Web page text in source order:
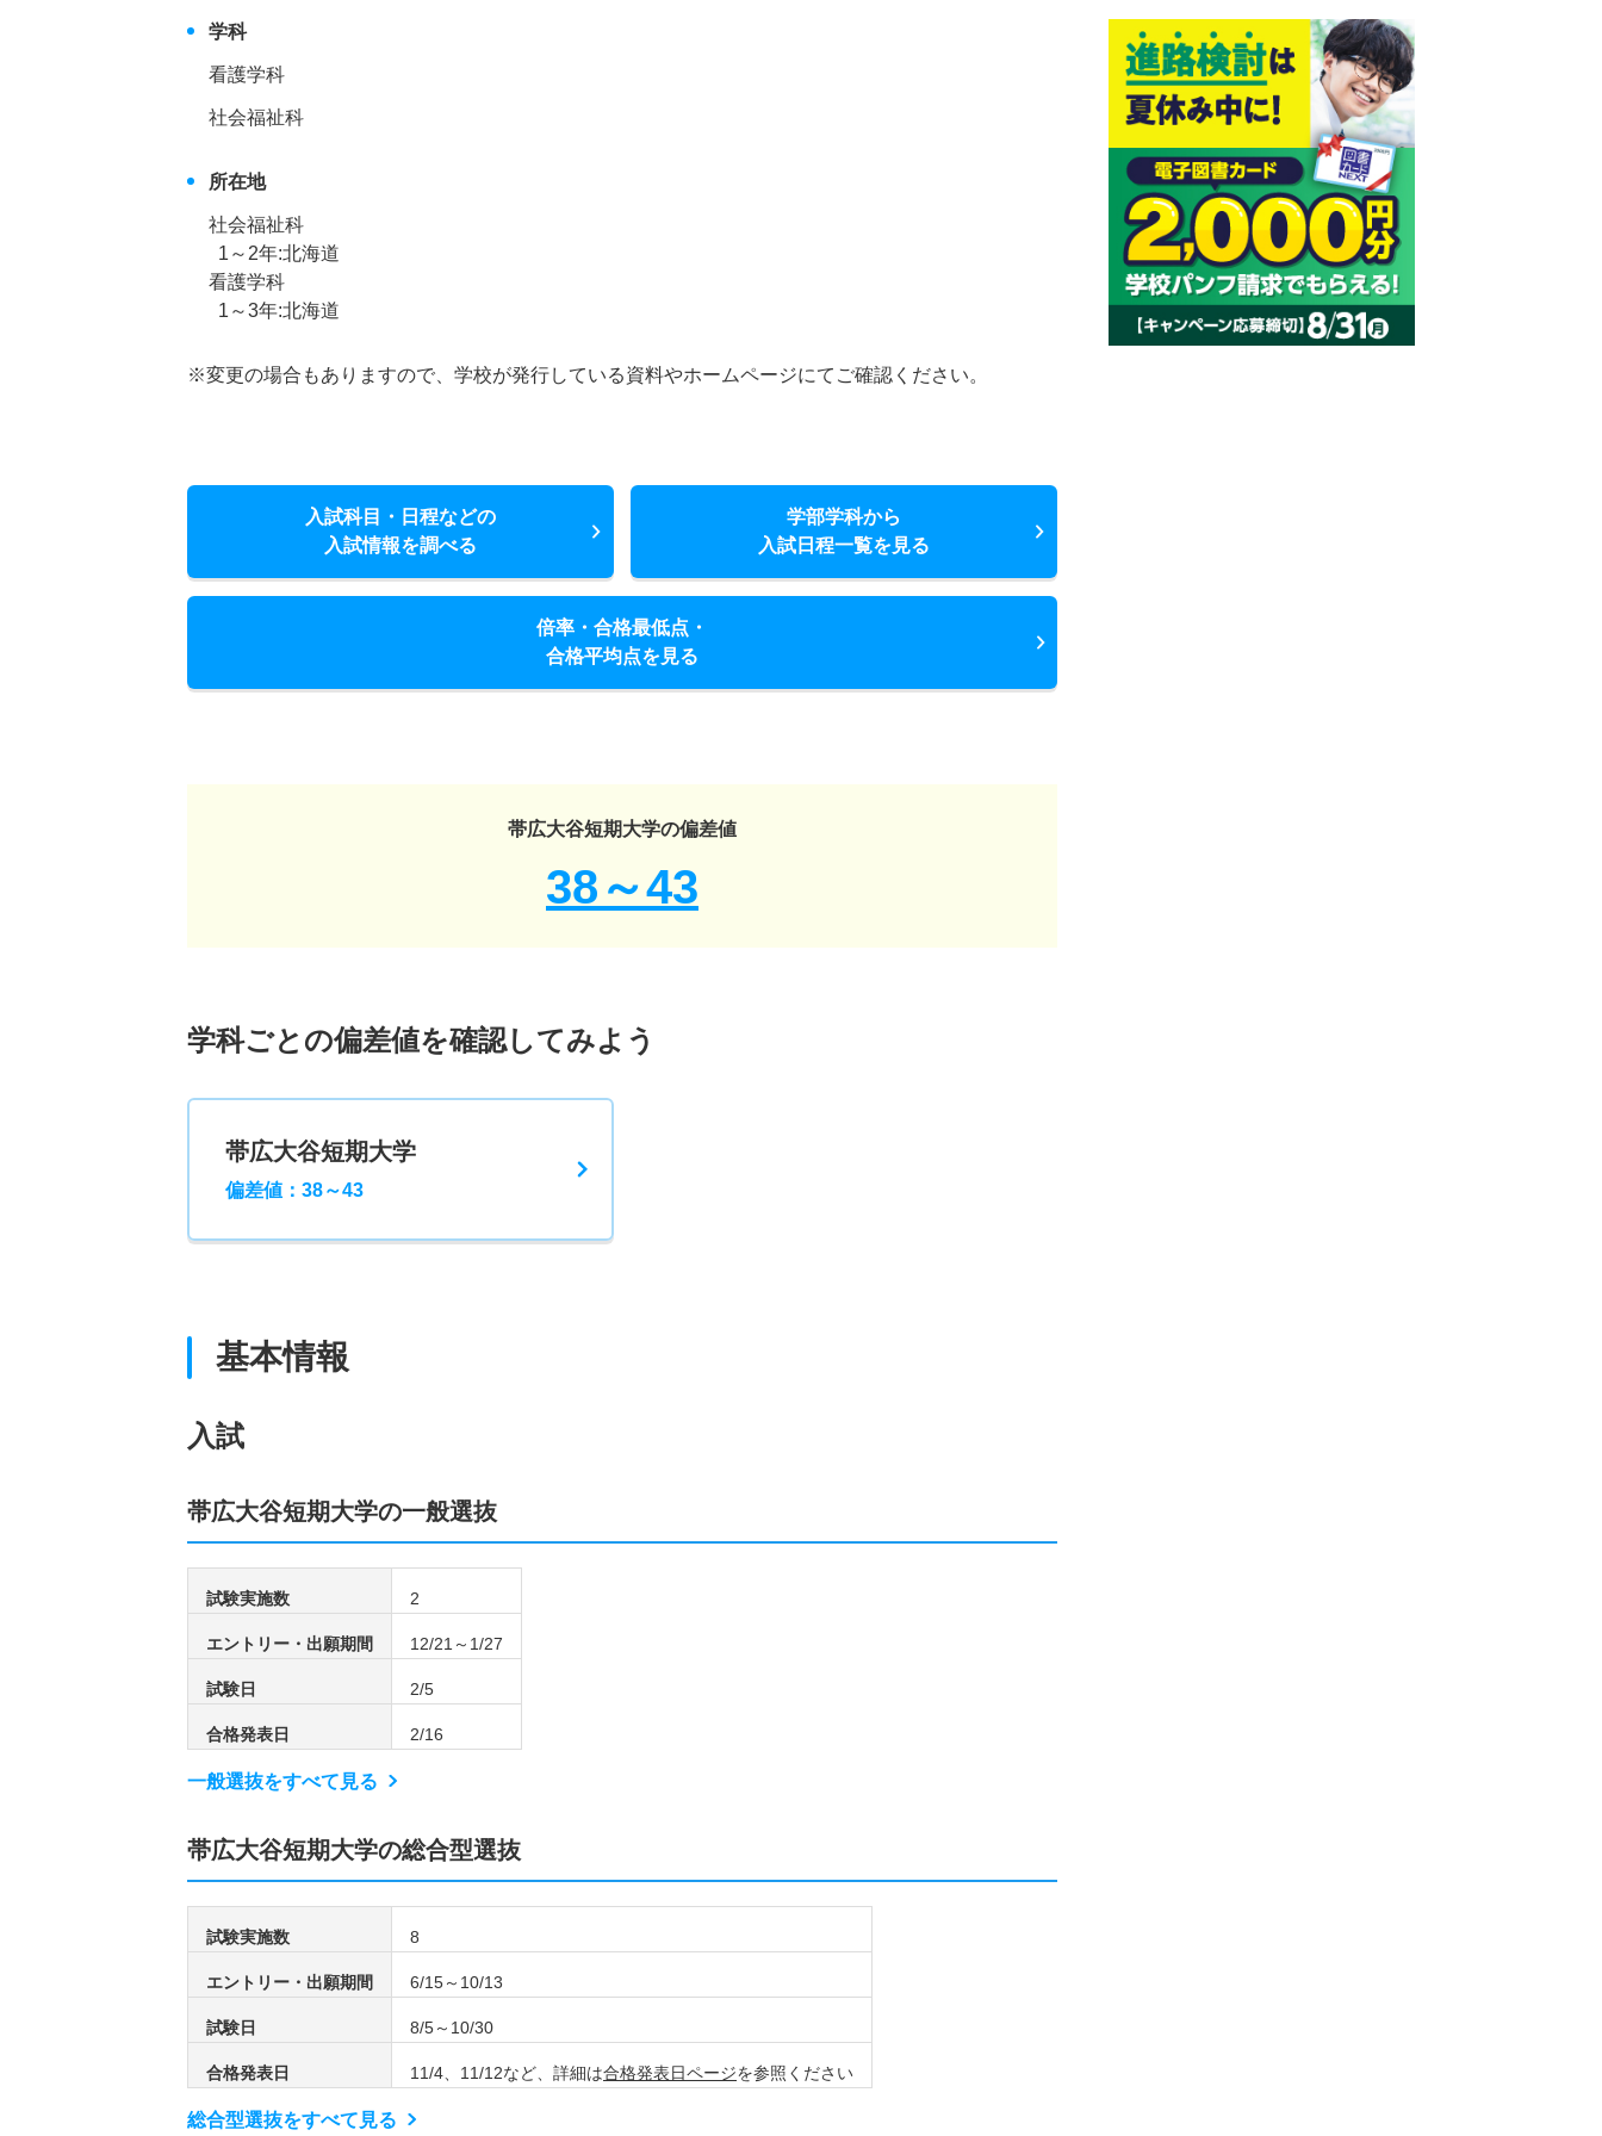
学科
看護学科
社会福祉科
所在地
社会福祉科
1～2年:北海道
看護学科
1～3年:北海道
※変更の場合もありますので、学校が発行している資料やホームページにてご確認ください。
入試科目・日程などの
入試情報を調べる
学部学科から
入試日程一覧を見る
倍率・合格最低点・
合格平均点を見る
帯広大谷短期大学の偏差値
38～43
学科ごとの偏差値を確認してみよう
帯広大谷短期大学
偏差値：38～43
基本情報
入試
帯広大谷短期大学の一般選抜
試験実施数 2
エントリー・出願期間 12/21～1/27
試験日 2/5
合格発表日 2/16
一般選抜をすべて見る
帯広大谷短期大学の総合型選抜
試験実施数 8
エントリー・出願期間 6/15～10/13
試験日 8/5～10/30
合格発表日 11/4、11/12など、詳細は合格発表日ページを参照ください
総合型選抜をすべて見る